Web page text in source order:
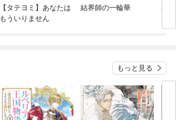
【タテヨミ】あなたは
もういりません
結界師の一輪華
バ
今
もっと見る